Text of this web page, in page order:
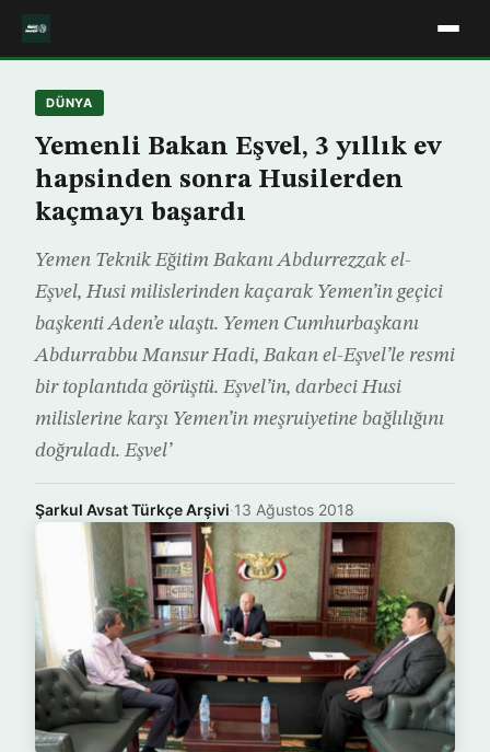
DÜNYA
Yemenli Bakan Eşvel, 3 yıllık ev
hapsinden sonra Husilerden
kaçmayı başardı
Yemen Teknik Eğitim Bakanı Abdurrezzak el-
Eşvel, Husi milislerinden kaçarak Yemen’in geçici
başkenti Aden’e ulaştı. Yemen Cumhurbaşkanı
Abdurrabbu Mansur Hadi, Bakan el-Eşvel’le resmi
bir toplantıda görüştü. Eşvel’in, darbeci Husi
milislerine karşı Yemen’in meşruiyetine bağlılığını
doğruladı. Eşvel’
Şarkul Avsat Türkçe Arşivi·13 Ağustos 2018